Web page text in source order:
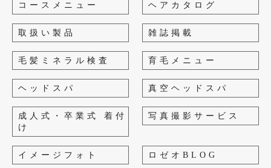
コースメニュー ヘアカタログ
取扱い製品 雑誌掲載
毛髪ミネラル検査 育毛メニュー
ヘッドスパ 真空ヘッドスパ
成人式・卒業式 着付
け
写真撮影サービス
イメージフォト ロゼオBLOG